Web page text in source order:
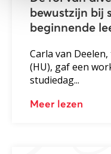
bewustzijn bij
beginnende
Carla van
(HU), gaf een
studiedag...
Meer lezen